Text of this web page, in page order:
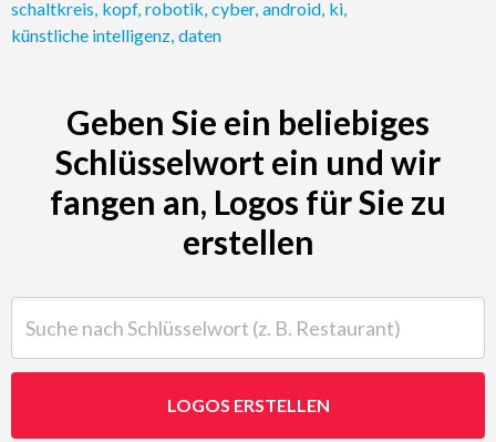
schaltkreis kopf, robotik cyber, android ki
künstliche intelligenz daten
Geben Sie ein beliebiges
Schlüsselwort ein und wir
fangen an, Logos für Sie zu
erstellen
LOGOS ERSTELLEN